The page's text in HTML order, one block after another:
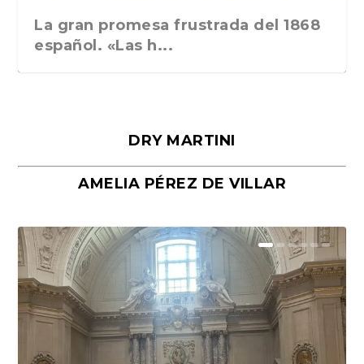
La gran promesa frustrada del 1868
español. «Las h...
Málaga, verso en azul, de Rafael
Porras y Salvador...
«La cocina hebrea. Alimentación
del pueblo judío e...
DRY MARTINI
AMELIA PÉREZ DE VILLAR